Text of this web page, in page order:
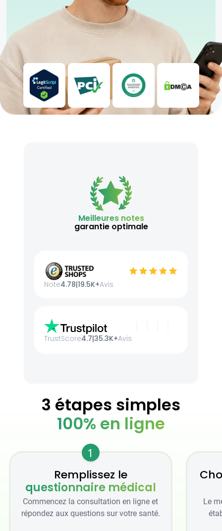
Meilleures notes
garantie optimale
Note4.78|19.5K+Avis
TrustScore4.7|35.3K+Avis
3 étapes simples
100% en ligne
1
Remplissez le
questionnaire médical
Commencez la consultation en ligne et
répondez aux questions sur votre santé.
Le